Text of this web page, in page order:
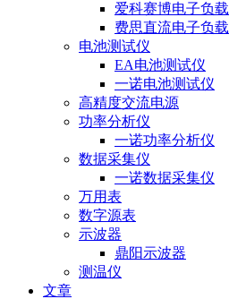
爱科赛博电子负载
费思直流电子负载
电池测试仪
EA电池测试仪
一诺电池测试仪
高精度交流电源
功率分析仪
一诺功率分析仪
数据采集仪
一诺数据采集仪
万用表
数字源表
示波器
鼎阳示波器
测温仪
文章